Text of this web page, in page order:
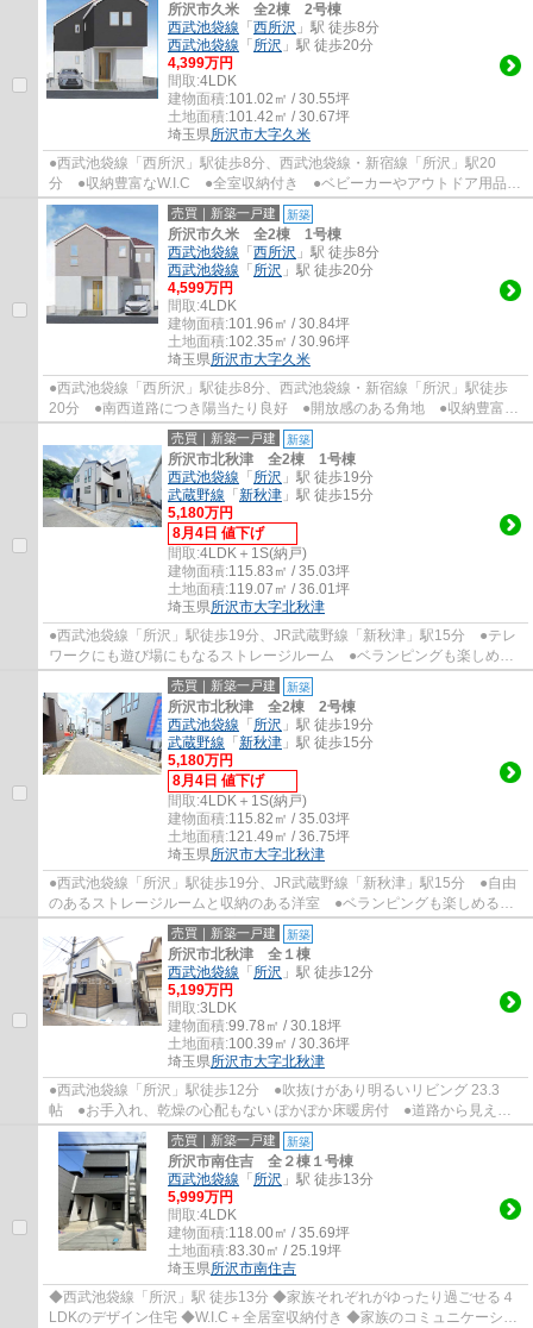
所沢市久米 全2棟 2号棟
西武池袋線 「 西所沢 」駅 徒歩8分
西武池袋線 「 所沢 」駅 徒歩20分
4,399万円
間取:4LDK
建物面積:101.02㎡ / 30.55坪
土地面積:101.42㎡ / 30.67坪
埼玉県所沢市大字久米
●西武池袋線「西所沢」駅徒歩8分、西武池袋線・新宿線「所沢」駅20
分 ●収納豊富なW.I.C ●全室収納付き ●ベビーカーやアウトドア用品の
収納に最適なS.I.C ●2部屋から行き来できる広...
売買｜新築一戸建 新築
所沢市久米 全2棟 1号棟
西武池袋線 「 西所沢 」駅 徒歩8分
西武池袋線 「 所沢 」駅 徒歩20分
4,599万円
間取:4LDK
建物面積:101.96㎡ / 30.84坪
土地面積:102.35㎡ / 30.96坪
埼玉県所沢市大字久米
●西武池袋線「西所沢」駅徒歩8分、西武池袋線・新宿線「所沢」駅徒歩
20分 ●南西道路につき陽当たり良好 ●開放感のある角地 ●収納豊富な
W.I.C ●全室収納スペースあり ●明るい陽射...
売買｜新築一戸建 新築
所沢市北秋津 全2棟 1号棟
西武池袋線 「 所沢 」駅 徒歩19分
武蔵野線 「 新秋津 」駅 徒歩15分
5,180万円
8月4日 値下げ
間取:4LDK＋1S(納戸)
建物面積:115.83㎡ / 35.03坪
土地面積:119.07㎡ / 36.01坪
埼玉県所沢市大字北秋津
●西武池袋線「所沢」駅徒歩19分、JR武蔵野線「新秋津」駅15分 ●テレ
ワークにも遊び場にもなるストレージルーム ●ベランピングも楽しめる
南向きの広々バルコニー ●季節ものがしまえ...
売買｜新築一戸建 新築
所沢市北秋津 全2棟 2号棟
西武池袋線 「 所沢 」駅 徒歩19分
武蔵野線 「 新秋津 」駅 徒歩15分
5,180万円
8月4日 値下げ
間取:4LDK＋1S(納戸)
建物面積:115.82㎡ / 35.03坪
土地面積:121.49㎡ / 36.75坪
埼玉県所沢市大字北秋津
●西武池袋線「所沢」駅徒歩19分、JR武蔵野線「新秋津」駅15分 ●自由
のあるストレージルームと収納のある洋室 ●ベランピングも楽しめる南
向きの広々バルコニー ●個室にもリビングの...
売買｜新築一戸建 新築
所沢市北秋津 全１棟
西武池袋線 「 所沢 」駅 徒歩12分
5,199万円
間取:3LDK
建物面積:99.78㎡ / 30.18坪
土地面積:100.39㎡ / 30.36坪
埼玉県所沢市大字北秋津
●西武池袋線「所沢」駅徒歩12分 ●吹抜けがあり明るいリビング 23.3
帖 ●お手入れ、乾燥の心配もない ぽかぽか床暖房付 ●道路から見えに
くい玄関 ●雨の日も安心 陽当たり良好インナ...
売買｜新築一戸建 新築
所沢市南住吉 全２棟１号棟
西武池袋線 「 所沢 」駅 徒歩13分
5,999万円
間取:4LDK
建物面積:118.00㎡ / 35.69坪
土地面積:83.30㎡ / 25.19坪
埼玉県所沢市南住吉
◆西武池袋線「所沢」駅 徒歩13分 ◆家族それぞれがゆったり過ごせる４
LDKのデザイン住宅 ◆W.I.C＋全居室収納付き ◆家族のコミュニケーショ